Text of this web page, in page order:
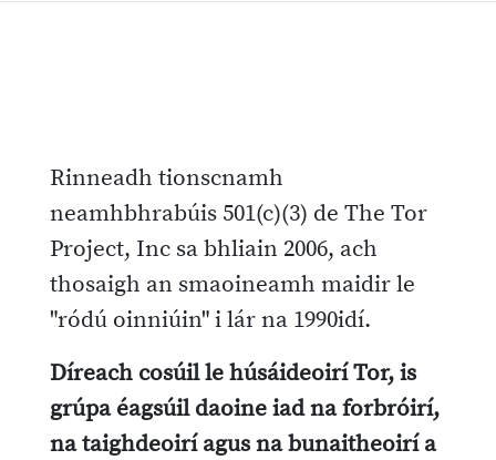
Rinneadh tionscnamh
neamhbhrabúis 501(c)(3) de The Tor
Project, Inc sa bhliain 2006, ach
thosaigh an smaoineamh maidir le
"ródú oinniúin" i lár na 1990idí.
Díreach cosúil le húsáideoirí Tor, is
grúpa éagsúil daoine iad na forbróirí,
na taighdeoirí agus na bunaitheoirí a